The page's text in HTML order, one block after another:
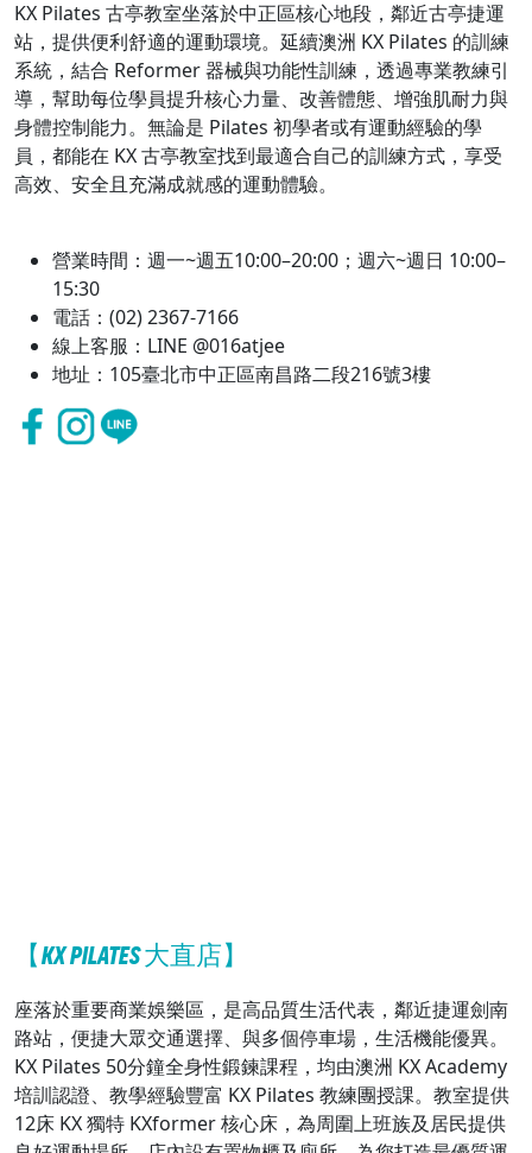
KX Pilates 古亭教室坐落於中正區核心地段，鄰近古亭捷運
站，提供便利舒適的運動環境。延續澳洲 KX Pilates 的訓練
系統，結合 Reformer 器械與功能性訓練，透過專業教練引
導，幫助每位學員提升核心力量、改善體態、增強肌耐力與
身體控制能力。無論是 Pilates 初學者或有運動經驗的學
員，都能在 KX 古亭教室找到最適合自己的訓練方式，享受
高效、安全且充滿成就感的運動體驗。
營業時間：週一~週五10:00–20:00；週六~週日 10:00–
15:30
電話：(02) 2367-7166
線上客服：LINE @016atjee
地址：105臺北市中正區南昌路二段216號3樓
【KX PILATES 大直店】
座落於重要商業娛樂區，是高品質生活代表，鄰近捷運劍南
路站，便捷大眾交通選擇、與多個停車場，生活機能優異。
KX Pilates 50分鐘全身性鍛鍊課程，均由澳洲 KX Academy
培訓認證、教學經驗豐富 KX Pilates 教練團授課。教室提供
12床 KX 獨特 KXformer 核心床，為周圍上班族及居民提供